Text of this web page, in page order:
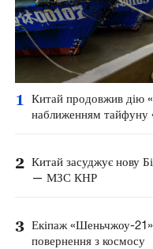
1
Китай продовжив дію
наближенням тайфуну
2 Китай засуджує нову
— МЗС КНР
3 Екіпаж «Шеньчжоу-21»
повернення з космосу